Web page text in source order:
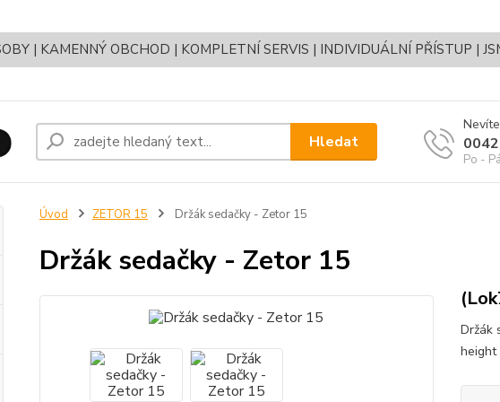
| KAMENNÝ OBCHOD | KOMPLETNÍ SERVIS | INDIVIDUÁLNÍ PŘÍSTUP |
Hledat
Po -
Úvod ZETOR 15 Držák sedačky - Zetor 15
Držák sedačky - Zetor 15
Držák